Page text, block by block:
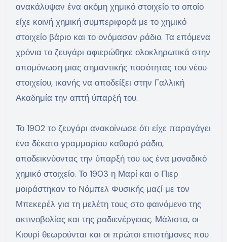
ανακάλυψαν ένα ακόμη χημικό στοιχείο το οποίο
είχε κοινή χημική συμπεριφορά με το χημικό
στοιχείο βάριο και το ονόμασαν ράδιο. Τα επόμενα
χρόνια το ζευγάρι αφιερώθηκε ολοκληρωτικά στην
απομόνωση μιας σημαντικής ποσότητας του νέου
στοιχείου, ικανής να αποδείξει στην Γαλλική
Ακαδημία την απτή ύπαρξή του.
Το 1902 το ζευγάρι ανακοίνωσε ότι είχε παραγάγει
ένα δέκατο γραμμαρίου καθαρό ράδιο,
αποδεικνύοντας την ύπαρξή του ως ένα μοναδικό
χημικό στοιχείο. Το 1903 η Μαρί και ο Πιερ
μοιράστηκαν το Νόμπελ Φυσικής μαζί με τον
Μπεκερέλ για τη μελέτη τους στο φαινόμενο της
ακτινοβολίας και της ραδιενέργειας. Μάλιστα, οι
Κιουρί θεωρούνται και οι πρώτοι επιστήμονες που